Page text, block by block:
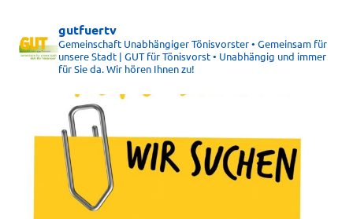
gutfuertv
Gemeinschaft Unabhängiger Tönisvorster • Gemeinsam für
unsere Stadt | GUT für Tönisvorst • Unabhängig und immer
für Sie da. Wir hören Ihnen zu!